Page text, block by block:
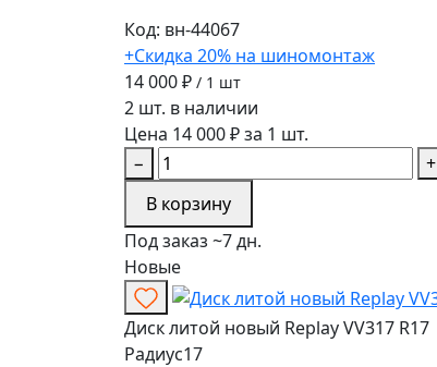
Код: вн-44067
+Скидка 20% на шиномонтаж
14 000 ₽ / 1 шт
2 шт. в наличии
Цена 14 000 ₽ за 1 шт.
−
+
В корзину
Под заказ ~7 дн.
Новые
Диск литой новый Replay VV317 R17
Радиус17